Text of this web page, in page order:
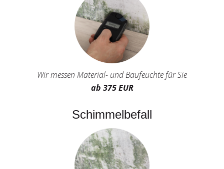
Wir messen Material- und Baufeuchte für Sie
ab 375 EUR
Schimmelbefall